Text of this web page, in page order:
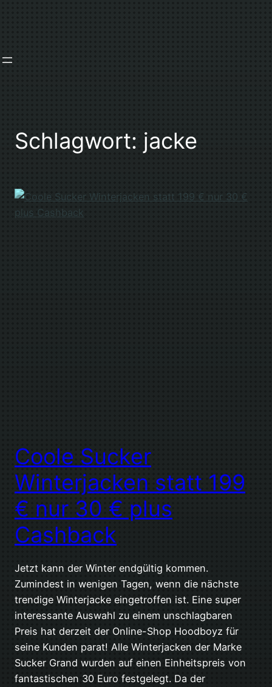
Schlagwort: jacke
Coole Sucker
Winterjacken statt 199
€ nur 30 € plus
Cashback
Jetzt kann der Winter endgültig kommen.
Zumindest in wenigen Tagen, wenn die nächste
trendige Winterjacke eingetroffen ist. Eine super
interessante Auswahl zu einem unschlagbaren
Preis hat derzeit der Online-Shop Hoodboyz für
seine Kunden parat! Alle Winterjacken der Marke
Sucker Grand wurden auf einen Einheitspreis von
fantastischen 30 Euro festgelegt. Da der